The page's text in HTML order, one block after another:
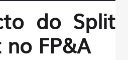
do Split
FP&A